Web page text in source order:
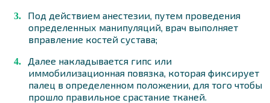
Под действием анестезии, путем проведения
определенных манипуляций, врач выполняет
вправление костей сустава;
Далее накладывается гипс или
иммобилизационная повязка, которая фиксирует
палец в определенном положении, для того чтобы
прошло правильное срастание тканей.